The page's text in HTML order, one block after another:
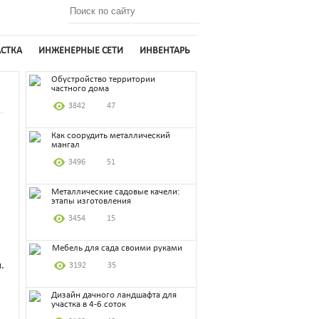
ИНЖЕНЕРНЫЕ СЕТИ ИНВЕНТАРЬ
Обустройство территории
частного дома
3842 47
Как соорудить металлический
мангал
3496 51
Металлические садовые качели:
этапы изготовления
3454 15
Мебель для сада своими руками
3192 35
Дизайн дачного ландшафта для
участка в 4-6 соток